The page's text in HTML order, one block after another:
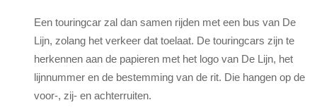
Een touringcar zal dan samen rijden met een bus van De
Lijn, zolang het verkeer dat toelaat. De touringcars zijn te
herkennen aan de papieren met het logo van De Lijn, het
lijnnummer en de bestemming van de rit. Die hangen op de
voor-, zij- en achterruiten.